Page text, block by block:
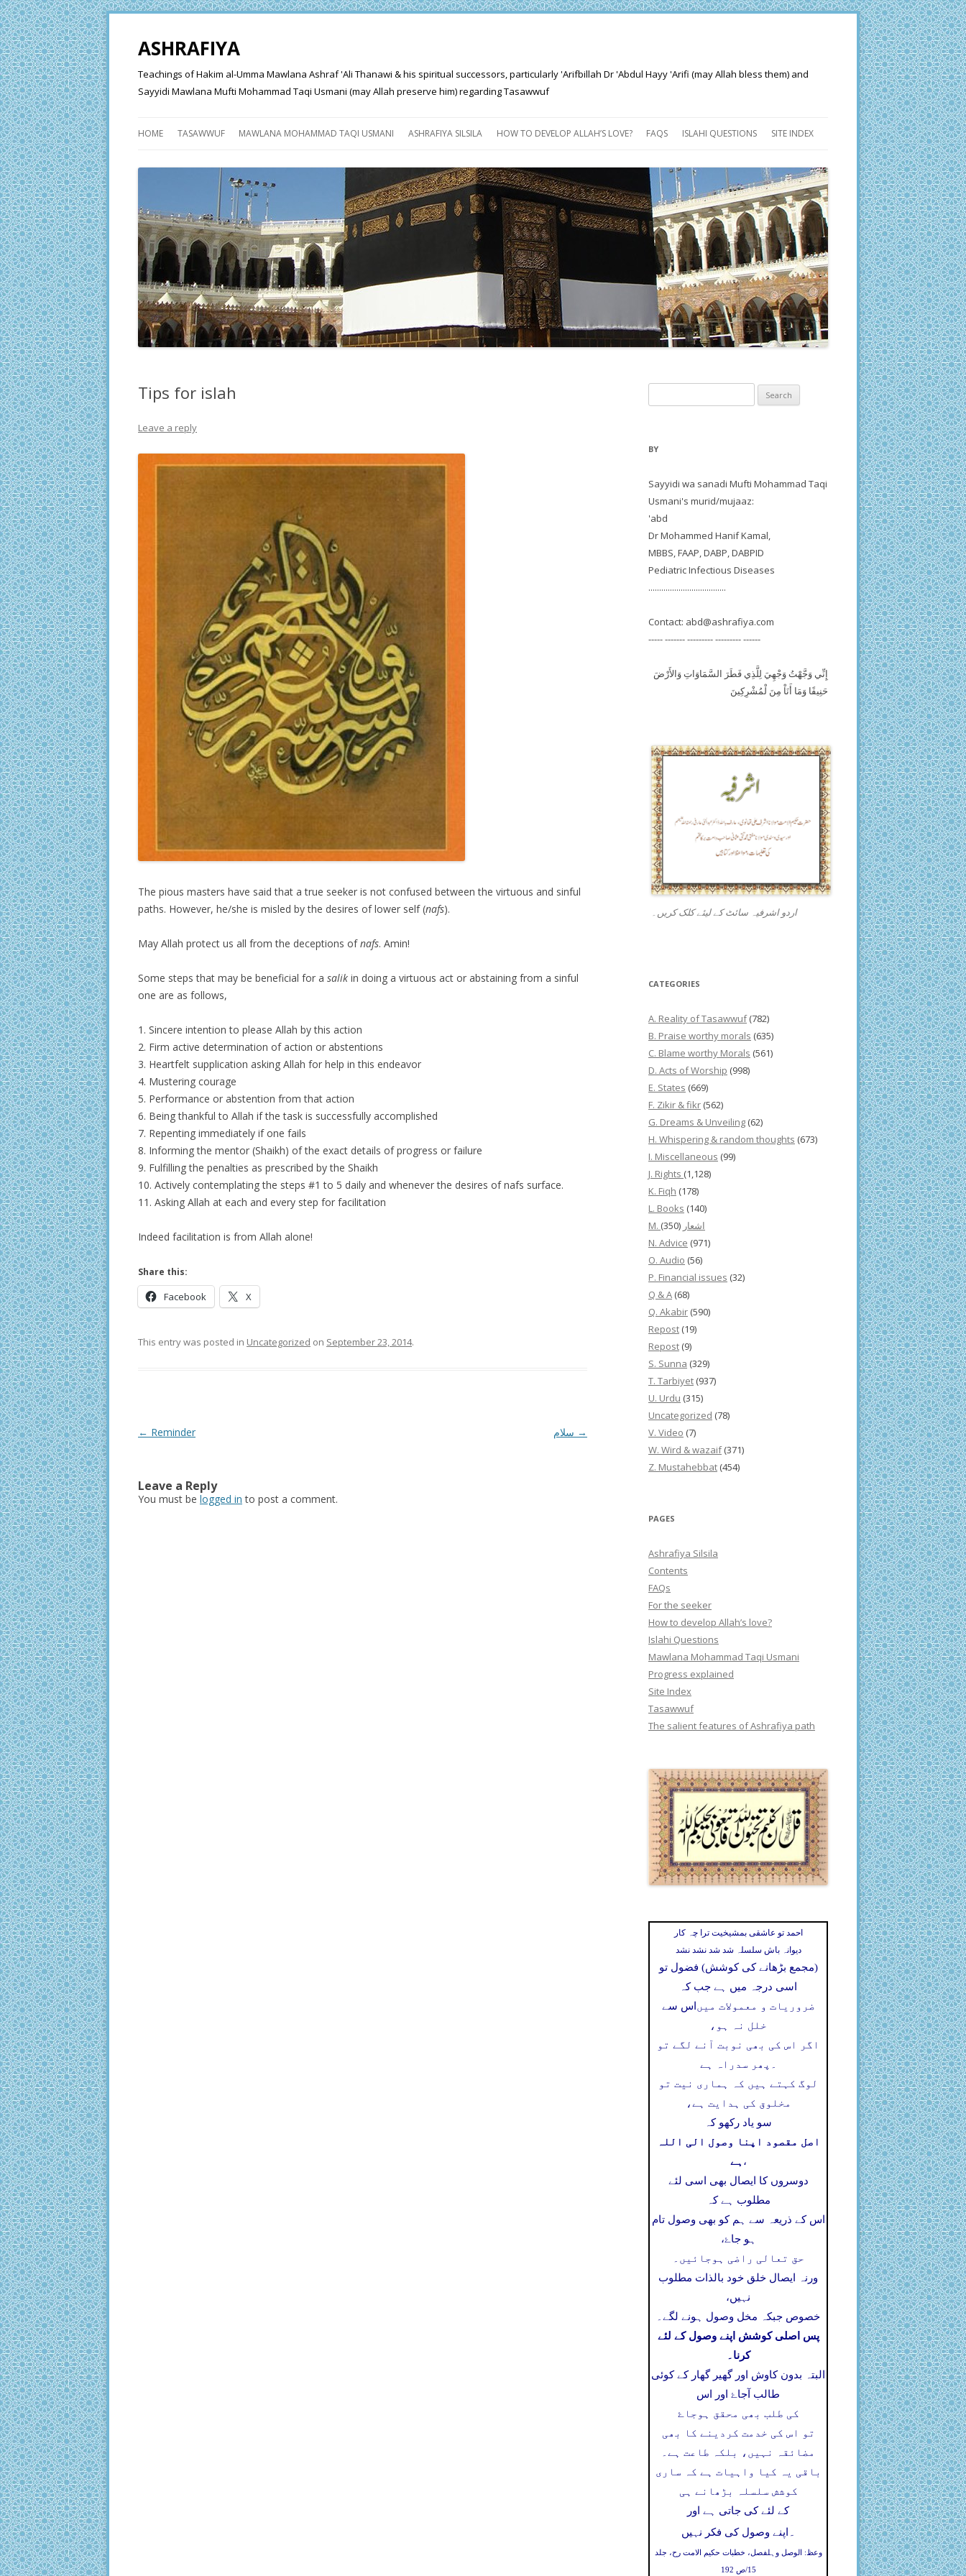
ASHRAFIYA
Teachings of Hakim al-Umma Mawlana Ashraf 'Ali Thanawi & his spiritual successors, particularly 'Arifbillah Dr 'Abdul Hayy 'Arifi (may Allah bless them) and
Sayyidi Mawlana Mufti Mohammad Taqi Usmani (may Allah preserve him) regarding Tasawwuf
HOME TASAWWUF MAWLANA MOHAMMAD TAQI USMANI ASHRAFIYA SILSILA
ASHRAFIYA PATH
FOR THE SEEKER
PROGRESS EXPLAINED
HOW TO DEVELOP ALLAH’S LOVE? FAQS ISLAHI QUESTIONS SITE INDEX
Tips for islah
Leave a reply
The pious masters have said that a true seeker is not confused between the virtuous and sinful
paths. However, he/she is misled by the desires of lower self (nafs).
May Allah protect us all from the deceptions ofnafs. Amin!
Some steps that may be beneficial for a salik in doing a virtuous act or abstaining from a sinful
one are as follows,
1. Sincere intention to please Allah by this action
2. Firm active determination of action or abstentions
3. Heartfelt supplication asking Allah for help in this endeavor
4. Mustering courage
5. Performance or abstention from that action
6. Being thankful to Allah if the task is successfully accomplished
7. Repenting immediately if one fails
8. Informing the mentor (Shaikh) of the exact details of progress or failure
9. Fulfilling the penalties as prescribed by the Shaikh
10. Actively contemplating the steps #1 to 5 daily and whenever the desires of nafs surface.
11. Asking Allah at each and every step for facilitation
Indeed facilitation is from Allah alone!
Share this:
Facebook X
This entry was posted in Uncategorized on September 23, 2014.
Post
← Reminder →
Leave a Reply
You must be logged in to post a comment.
for:
BY
Sayyidi wa sanadi Mufti Mohammad Taqi
Usmani's murid/mujaaz:
'abd
Dr Mohammed Hanif Kamal,
MBBS, FAAP, DABP, DABPID
Pediatric Infectious Diseases
....................................
Contact: abd@ashrafiya.com
----- ------- --------- --------- ------
إِنِّي وَجَّهْتُ وَجْهِيَ لِلَّذِي فَطَرَ السَّمَاوَاتِ وَالأَرْضَ
حَنِيفًا وَمَا أَنَاْ مِنَ لْمُشْرِكِينَ
اردو اشرفیہ سائٹ کے لیئے کلک کریں۔
CATEGORIES
A. Reality of Tasawwuf(782)
B. Praise worthy morals (635)
C. Blame worthy Morals (561)
D. Acts of Worship (998)
E. States (669)
F. Zikir & fikr (562)
G. Dreams & Unveiling (62)
H. Whispering & random thoughts (673)
I. Miscellaneous (99)
J. Rights (1,128)
K. Fiqh (178)
L. Books (140)
M. اشعار (350)
N. Advice (971)
O. Audio (56)
P. Financial issues (32)
Q & A (68)
Q. Akabir (590)
Repost (19)
Repost (9)
S. Sunna (329)
T. Tarbiyet (937)
U. Urdu (315)
Uncategorized (78)
V. Video (7)
W. Wird & wazaif(371)
Z. Mustahebbat (454)
PAGES
Ashrafiya Silsila
Contents
FAQs
For the seeker
How to develop Allah’s love?
Islahi Questions
Mawlana Mohammad Taqi Usmani
Progress explained
Site Index
Tasawwuf
The salient features of Ashrafiya path
احمد تو عاشقی بمشیخیت ترا چہ کار
دیوانہ باش سلسلہ شد شد نشد نشد
(مجمع بڑھانے کی کوشش) فضول تو
اسی درجہ میں ہے جب کہ
اس سے ضروریات و معمولات میں
خلل نہ ہو،
اگر اس کی بھی نوبت آنے لگے تو
پھر سدراہ ہے ۔
لوگ کہتے ہیں کہ ہماری نیت تو
مخلوق کی ہدایت ہے،
سو یاد رکھو کہ
اصل مقصود اپنا وصول الی اللہ
ہے ،
دوسروں کا ایصال بھی اسی لئے
مطلوب ہے کہ
اس کے ذریعہ سے ہم کو بھی وصول تام
ہو جاۓ،
حق تعالی راضی ہوجائیں۔
ورنہ ایصال خلق خود بالذات مطلوب
نہیں،
خصوص جبکہ مخل وصول ہونے لگے۔
پس اصلی کوشش اپنے وصول کے لئے
کرنا۔
البتہ بدون کاوش اور گھیر گھار کے کوئی
طالب آجاۓ اور اس
کی طلب بھی محقق ہوجاۓ
تو اس کی خدمت کردینے کا بھی
مضائقہ نہیں، بلکہ طاعت ہے۔
باقی یہ کیا واہیات ہے کہ ساری
کوشش سلسلہ بڑھانے ہی
کے لئے کی جاتی ہے اور
اپنے وصول کی فکر نہیں ۔
وعظ: الوصل وہلفصل، خطبات حکیم الامت رح، جلد
15/ص 192